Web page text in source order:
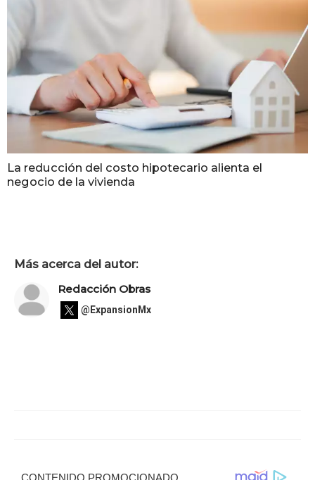
La reducción del costo hipotecario alienta el
negocio de la vivienda
Más acerca del autor:
Redacción Obras
@ExpansionMx